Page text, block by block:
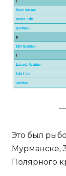
Это был
Мурманске,
Полярного